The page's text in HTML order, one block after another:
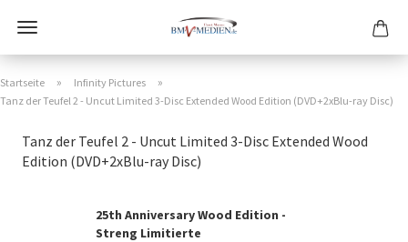
Startseite » Infinity Pictures »
Tanz der Teufel 2 - Uncut Limited 3-Disc Extended Wood Edition (DVD+2xBlu-ray Disc)
Tanz der Teufel 2 - Uncut Limited 3-Disc Extended Wood
Edition (DVD+2xBlu-ray Disc)
25th Anniversary Wood Edition -
Streng Limitierte